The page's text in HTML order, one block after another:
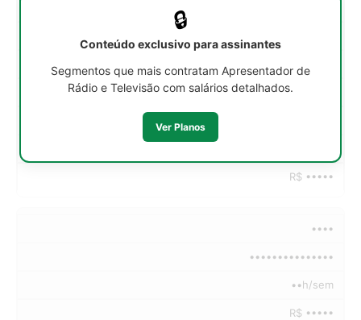
R$ •••••
R$ •••••
R$ •••••
••••
•••••••••••••••
••h/sem
R$ •••••
🔒
Conteúdo exclusivo para assinantes
Segmentos que mais contratam Apresentador de
Rádio e Televisão com salários detalhados.
Ver Planos